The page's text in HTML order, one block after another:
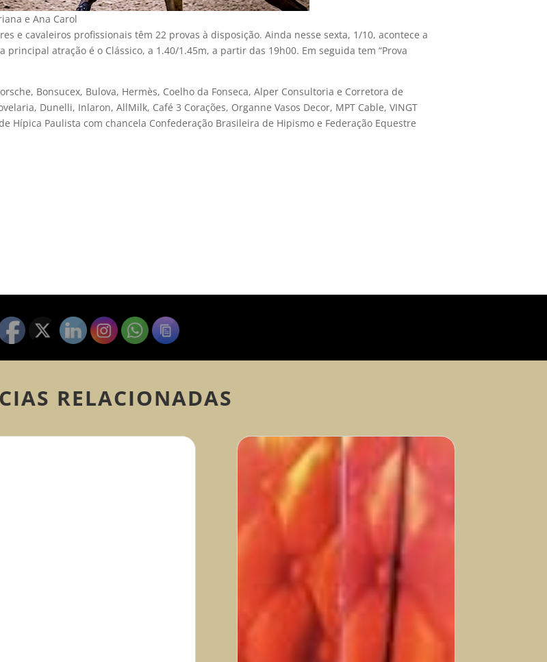
e Ana Carol
e cavaleiros profissionais têm 22 provas à disposição. Ainda nesse sexta, 1/10, acontece a
atração é o Clássico, a 1.40/1.45m, a partir das 19h00. Em seguida tem “Prova
Bonsucex, Bulova, Hermès, Coelho da Fonseca, Alper Consultoria e Corretora de
Dunelli, Inlaron, AllMilk, Café 3 Corações, Organne Vasos Decor, MPT Cable, VINGT
Hípica Paulista com chancela Confederação Brasileira de Hipismo e Federação Equestre
RELACIONADAS